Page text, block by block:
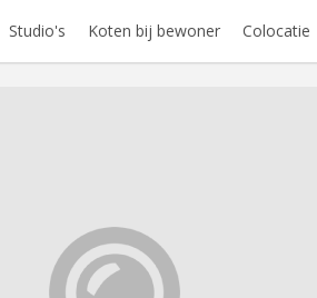
Studio's Koten bij bewoner Colocatie